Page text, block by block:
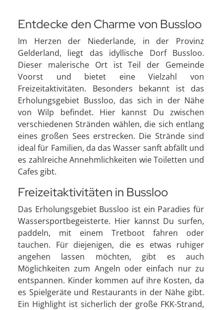
Entdecke den Charme von Bussloo
Im Herzen der Niederlande, in der Provinz
Gelderland, liegt das idyllische Dorf Bussloo.
Dieser malerische Ort ist Teil der Gemeinde
Voorst und bietet eine Vielzahl von
Freizeitaktivitäten. Besonders bekannt ist das
Erholungsgebiet Bussloo, das sich in der Nähe
von Wilp befindet. Hier kannst Du zwischen
verschiedenen Stränden wählen, die sich entlang
eines großen Sees erstrecken. Die Strände sind
ideal für Familien, da das Wasser sanft abfällt und
es zahlreiche Annehmlichkeiten wie Toiletten und
Cafes gibt.
Freizeitaktivitäten in Bussloo
Das Erholungsgebiet Bussloo ist ein Paradies für
Wassersportbegeisterte. Hier kannst Du surfen,
paddeln, mit einem Tretboot fahren oder
tauchen. Für diejenigen, die es etwas ruhiger
angehen lassen möchten, gibt es auch
Möglichkeiten zum Angeln oder einfach nur zu
entspannen. Kinder kommen auf ihre Kosten, da
es Spielgeräte und Restaurants in der Nähe gibt.
Ein Highlight ist sicherlich der große FKK-Strand,